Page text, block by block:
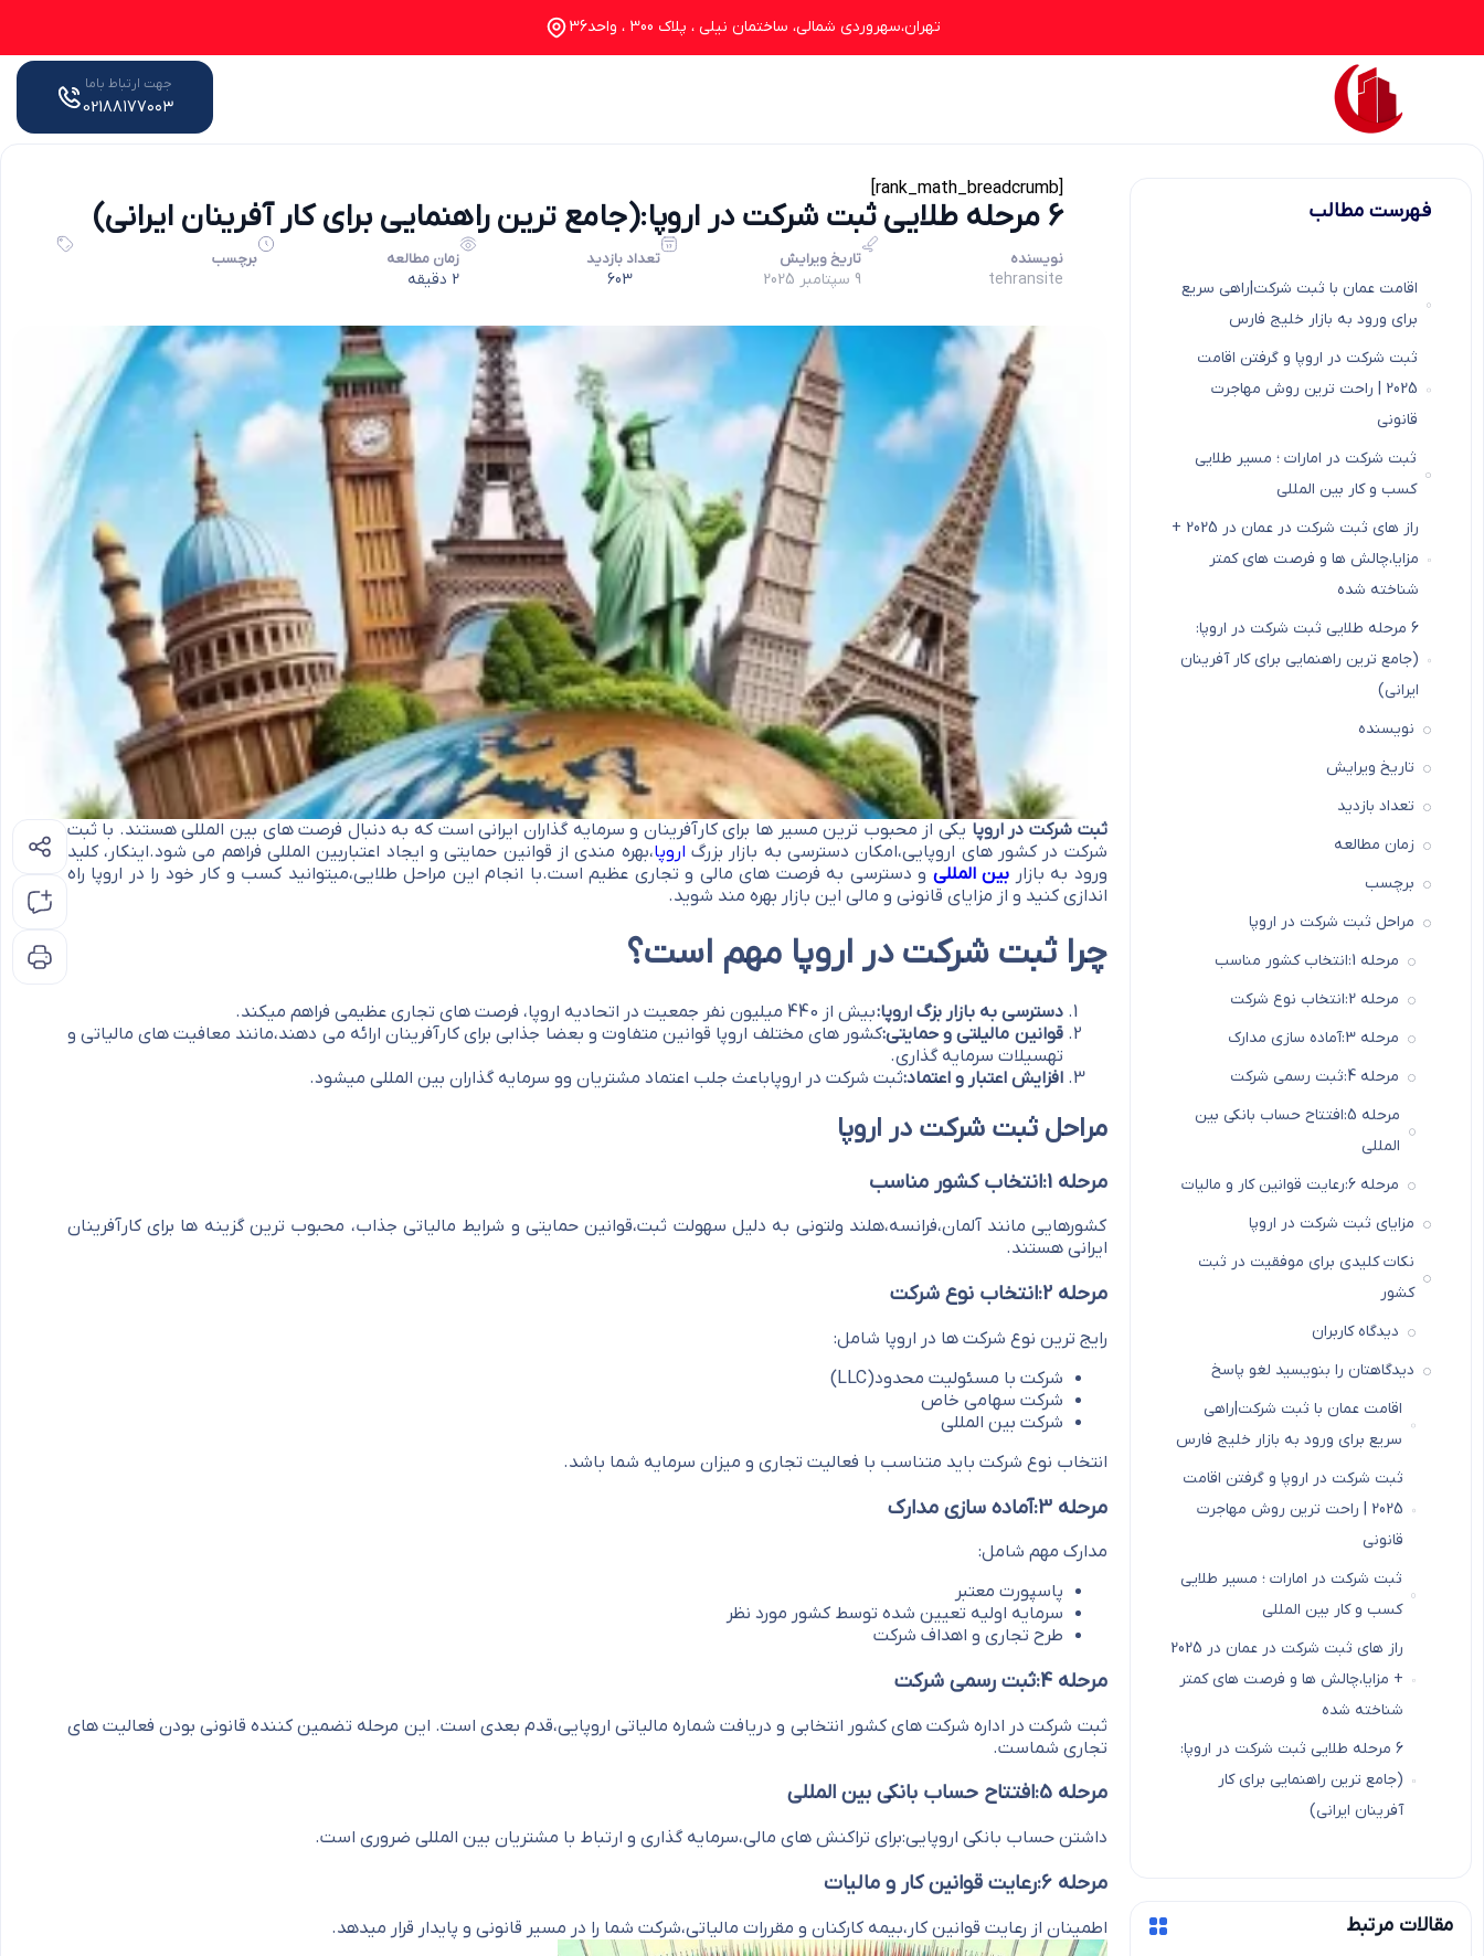
تهران،سهروردی شمالی، ساختمان نیلی ، پلاک 300 ، واحد36
جهت ارتباط باما
021۸۸۱۷۷۰۰۳
فهرست مطالب
اقامت عمان با ثبت شرکت|راهی سریع
برای ورود به بازار خلیج فارس
ثبت شرکت در اروپا و گرفتن اقامت
2025 | راحت ترین روش مهاجرت
قانونی
ثبت شرکت در امارات ؛ مسیر طلایی
کسب و کار بین المللی
راز های ثبت شرکت در عمان در 2025 +
مزایا،چالش ها و فرصت های کمتر
شناخته شده
6 مرحله طلایی ثبت شرکت در اروپا:
(جامع ترین راهنمایی برای کار آفرینان
ایرانی)
نویسنده
تاریخ ویرایش
تعداد بازدید
زمان مطالعه
برچسب
مراحل ثبت شرکت در اروپا
مرحله 1:انتخاب کشور مناسب
مرحله 2:انتخاب نوع شرکت
مرحله 3:آماده سازی مدارک
مرحله 4:ثبت رسمی شرکت
مرحله 5:افتتاح حساب بانکی بین
المللی
مرحله 6:رعایت قوانین کار و مالیات
مزایای ثبت شرکت در اروپا
نکات کلیدی برای موفقیت در ثبت
کشور
دیدگاه کاربران
دیدگاهتان را بنویسید لغو پاسخ
اقامت عمان با ثبت شرکت|راهی
سریع برای ورود به بازار خلیج فارس
ثبت شرکت در اروپا و گرفتن اقامت
2025 | راحت ترین روش مهاجرت
قانونی
ثبت شرکت در امارات ؛ مسیر طلایی
کسب و کار بین المللی
راز های ثبت شرکت در عمان در 2025
+ مزایا،چالش ها و فرصت های کمتر
شناخته شده
6 مرحله طلایی ثبت شرکت در اروپا:
(جامع ترین راهنمایی برای کار
آفرینان ایرانی)
مقالات مرتبط
[rank_math_breadcrumb]
6 مرحله طلایی ثبت شرکت در اروپا:(جامع ترین راهنمایی برای کار آفرینان ایرانی)
نویسنده
tehransite
تاریخ ویرایش
9 سپتامبر 2025
تعداد بازدید
603
زمان مطالعه
2 دقیقه
برچسب
ثبت شرکت در اروپا یکی از محبوب ترین مسیر ها برای کارآفرینان و سرمایه گذاران ایرانی است که به دنبال فرصت های بین المللی هستند. با ثبت
شرکت در کشور های اروپایی،امکان دسترسی به بازار بزرگ اروپا،بهره مندی از قوانین حمایتی و ایجاد اعتباربین المللی فراهم می شود.اینکار، کلید
ورود به بازار بین المللی و دسترسی به فرصت های مالی و تجاری عظیم است.با انجام این مراحل طلایی،میتوانید کسب و کار خود را در اروپا راه
اندازی کنید و از مزایای قانونی و مالی این بازار بهره مند شوید.
چرا ثبت شرکت در اروپا مهم است؟
دسترسی به بازار بزگ اروپا:بیش از 440 میلیون نفر جمعیت در اتحادیه اروپا، فرصت های تجاری عظیمی فراهم میکند.
قوانین مالیلتی و حمایتی:کشور های مختلف اروپا قوانین متفاوت و بعضا جذابی برای کارآفرینان ارائه می دهند،مانند معافیت های مالیاتی و
تهسیلات سرمایه گذاری.
افزایش اعتبار و اعتماد:ثبت شرکت در اروپاباعث جلب اعتماد مشتریان وو سرمایه گذاران بین المللی میشود.
مراحل ثبت شرکت در اروپا
مرحله 1:انتخاب کشور مناسب
کشورهایی مانند آلمان،فرانسه،هلند ولتونی به دلیل سهولت ثبت،قوانین حمایتی و شرایط مالیاتی جذاب، محبوب ترین گزینه ها برای کارآفرینان
ایرانی هستند.
مرحله 2:انتخاب نوع شرکت
رایج ترین نوع شرکت ها در اروپا شامل:
شرکت با مسئولیت محدود(LLC)
شرکت سهامی خاص
شرکت بین المللی
انتخاب نوع شرکت باید متناسب با فعالیت تجاری و میزان سرمایه شما باشد.
مرحله 3:آماده سازی مدارک
مدارک مهم شامل:
پاسپورت معتبر
سرمایه اولیه تعیین شده توسط کشور مورد نظر
طرح تجاری و اهداف شرکت
مرحله 4:ثبت رسمی شرکت
ثبت شرکت در اداره شرکت های کشور انتخابی و دریافت شماره مالیاتی اروپایی،قدم بعدی است. این مرحله تضمین کننده قانونی بودن فعالیت های
تجاری شماست.
مرحله 5:افتتاح حساب بانکی بین المللی
داشتن حساب بانکی اروپایی:برای تراکنش های مالی،سرمایه گذاری و ارتباط با مشتریان بین المللی ضروری است.
مرحله 6:رعایت قوانین کار و مالیات
اطمینان از رعایت قوانین کار،بیمه کارکنان و مقررات مالیاتی،شرکت شما را در مسیر قانونی و پایدار قرار میدهد.